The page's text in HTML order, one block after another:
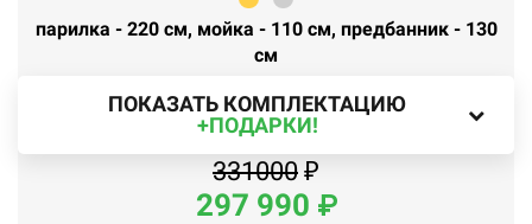
парилка - 220 см, мойка - 110 см, предбанник - 130
см
ПОКАЗАТЬ КОМПЛЕКТАЦИЮ
+ПОДАРКИ!
331000 ₽
297 990 ₽